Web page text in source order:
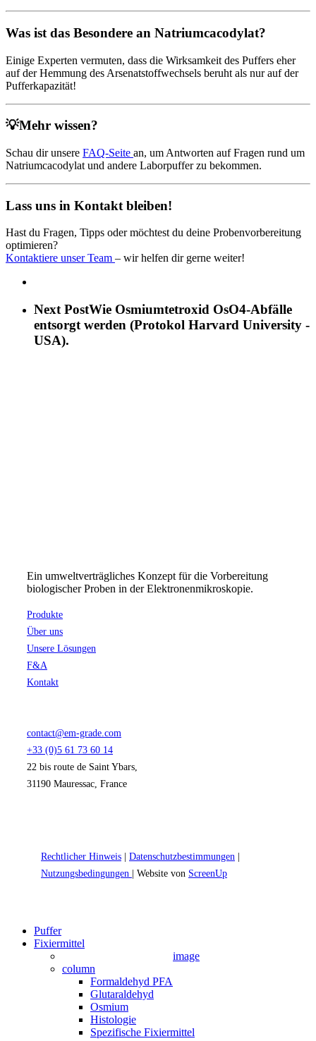
Was ist das Besondere an Natriumcacodylat?
Einige Experten vermuten, dass die Wirksamkeit des Puffers eher
auf der Hemmung des Arsenatstoffwechsels beruht als nur auf der
Pufferkapazität!
💡Mehr wissen?
Schau dir unsere FAQ-Seite an, um Antworten auf Fragen rund um
Natriumcacodylat und andere Laborpuffer zu bekommen.
Lass uns in Kontakt bleiben!
Hast du Fragen, Tipps oder möchtest du deine Probenvorbereitung
optimieren?
Kontaktiere unser Team – wir helfen dir gerne weiter!
Next PostWie Osmiumtetroxid OsO4-Abfälle
entsorgt werden (Protokol Harvard University -
USA).
Ein umweltverträgliches Konzept für die Vorbereitung
biologischer Proben in der Elektronenmikroskopie.
Produkte
Über uns
Unsere Lösungen
F&A
Kontakt
contact@em-grade.com
+33 (0)5 61 73 60 14
22 bis route de Saint Ybars,
31190 Mauressac, France
Rechtlicher Hinweis Datenschutzbestimmungen
Nutzungsbedingungen
| Website von ScreenUp
Close
Menu
Puffer
Fixiermittel
image
column
Formaldehyd PFA
Glutaraldehyd
Osmium
Histologie
Spezifische Fixiermittel